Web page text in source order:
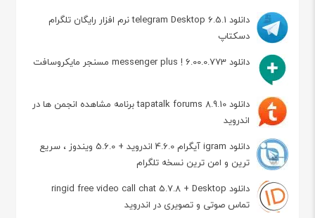
دانلود telegram Desktop 6.5.1 نرم افزار رایگان تلگرام
دسکتاپ
دانلود messenger plus ! 6.00.0.773 مسنجر مایکروسافت
دانلود tapatalk forums 8.9.10 برنامه مشاهده انجمن ها در
اندروید
دانلود igram آیگرام 4.6.0 اندروید + 5.6.0 ویندوز ، سریع
ترین و امن ترین نسخه تلگرام
دانلود ringid free video call chat 5.7.8 + Desktop
تماس صوتی و تصویری در اندروید